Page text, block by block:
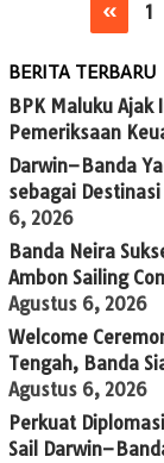
« 1
BERITA TERBARU
BPK Maluku Ajak
Pemeriksaan
Darwin–Banda
sebagai
6, 2026
Banda Neira
Ambon Sailing
Agustus 6, 2026
Welcome
Tengah, Banda
Agustus 6, 2026
Perkuat
Sail